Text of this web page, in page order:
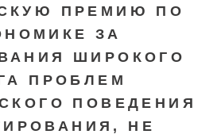
ПРЕМИЮ ПО
ЗА
ШИРОКОГО
ПРОБЛЕМ
ПОВЕДЕНИЯ
НЕ